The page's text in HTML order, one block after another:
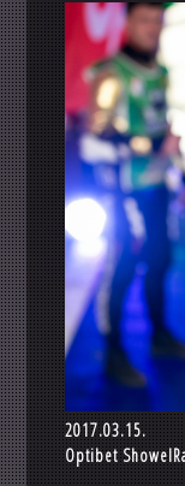
2017.03.15.
Optibet